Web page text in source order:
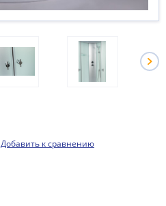
Добавить к сравнению